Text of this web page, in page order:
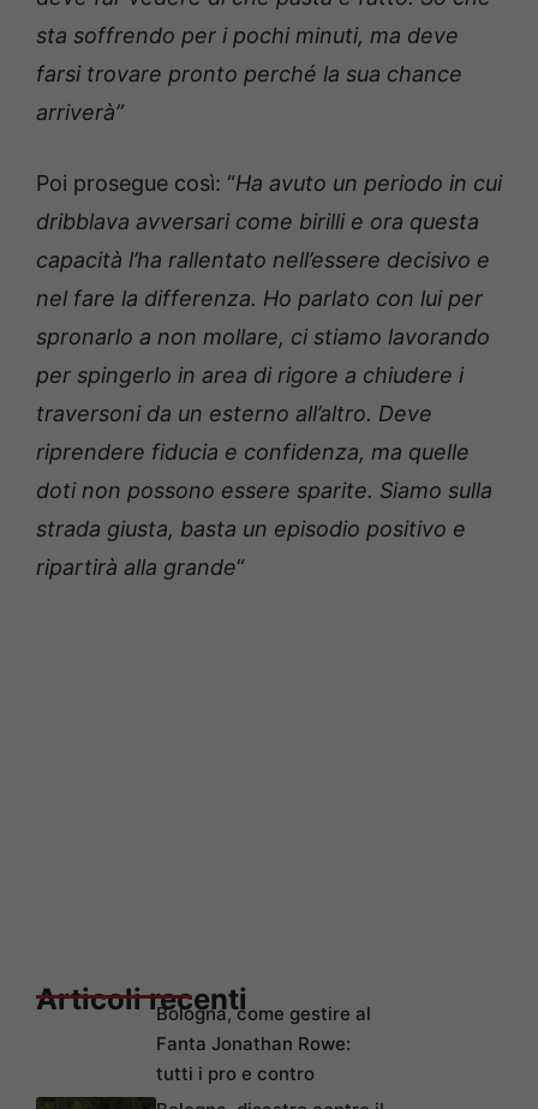
sta soffrendo per i pochi minuti, ma deve
farsi trovare pronto perché la sua chance
arriverà”
Poi prosegue così: “Ha avuto un periodo in cui
dribblava avversari come birilli e ora questa
capacità l’ha rallentato nell’essere decisivo e
nel fare la differenza. Ho parlato con lui per
spronarlo a non mollare, ci stiamo lavorando
per spingerlo in area di rigore a chiudere i
traversoni da un esterno all’altro. Deve
riprendere fiducia e confidenza, ma quelle
doti non possono essere sparite. Siamo sulla
strada giusta, basta un episodio positivo e
ripartirà alla grande“
Articoli recentiBologna, come gestire al
Fanta Jonathan Rowe:
tutti i pro e contro